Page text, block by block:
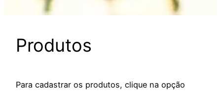
Produtos
Para cadastrar os produtos, clique na opção